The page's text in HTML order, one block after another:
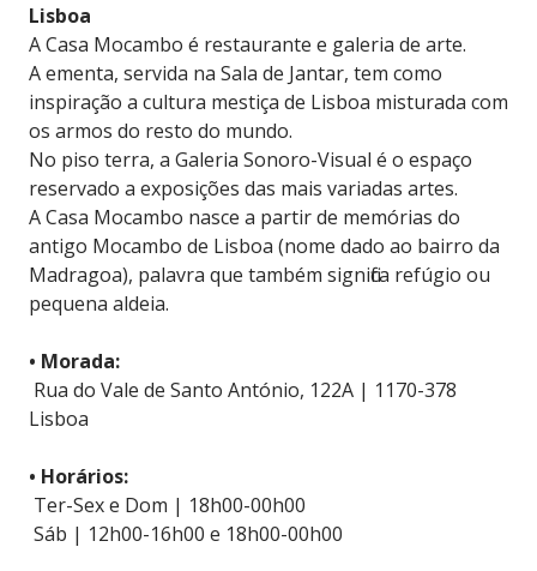
Lisboa
A Casa Mocambo é restaurante e galeria de arte.
A ementa, servida na Sala de Jantar, tem como
inspiração a cultura mestiça de Lisboa misturada com
os armos do resto do mundo.
No piso terra, a Galeria Sonoro-Visual é o espaço
reservado a exposições das mais variadas artes.
A Casa Mocambo nasce a partir de memórias do
antigo Mocambo de Lisboa (nome dado ao bairro da
Madragoa), palavra que também significa refúgio ou
pequena aldeia.
• Morada:
Rua do Vale de Santo António, 122A | 1170-378
Lisboa
• Horários:
Ter-Sex e Dom | 18h00-00h00
Sáb | 12h00-16h00 e 18h00-00h00